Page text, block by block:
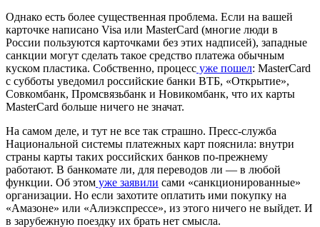
Однако есть более существенная проблема. Если на вашей
карточке написано Visa или MasterCard (многие люди в
России пользуются карточками без этих надписей), западные
санкции могут сделать такое средство платежа обычным
куском пластика. Собственно, процесс уже пошел: MasterCard
с субботы уведомил российские банки ВТБ, «Открытие»,
Совкомбанк, Промсвязьбанк и Новикомбанк, что их карты
MasterCard больше ничего не значат.
На самом деле, и тут не все так страшно. Пресс-служба
Национальной системы платежных карт пояснила: внутри
страны карты таких российских банков по-прежнему
работают. В банкомате ли, для переводов ли — в любой
функции. Об этом уже заявили сами «санкционированные»
организации. Но если захотите оплатить ими покупку на
«Амазоне» или «Алиэкспрессе», из этого ничего не выйдет. И
в зарубежную поездку их брать нет смысла.